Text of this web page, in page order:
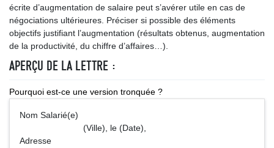
écrite d’augmentation de salaire peut s’avérer utile en cas de
négociations ultérieures. Préciser si possible des éléments
objectifs justifiant l’augmentation (résultats obtenus, augmentation
de la productivité, du chiffre d’affaires…).
APERÇU DE LA LETTRE :
Pourquoi est-ce une version tronquée ?
Nom Salarié(e)
(Ville), le (Date),
Adresse